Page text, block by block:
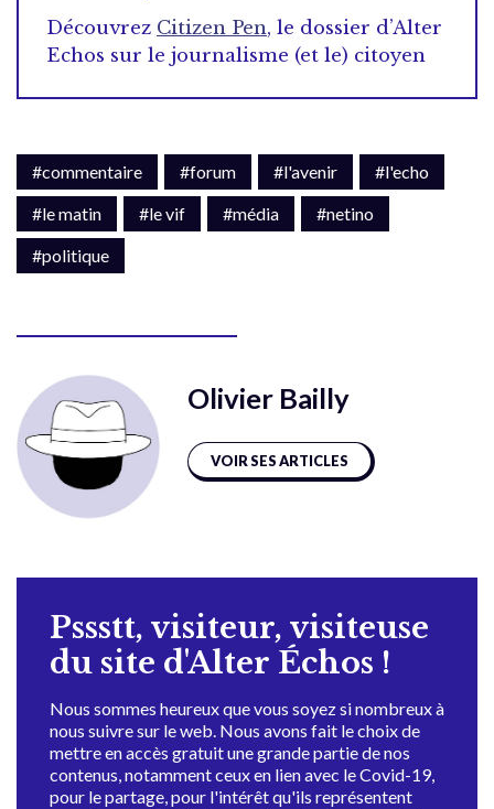
Découvrez Citizen Pen, le dossier d’Alter
Echos sur le journalisme (et le) citoyen
#commentaire #forum #l'avenir
#l'echo
#le matin
#le vif #média
#netino
#politique
Olivier Bailly
VOIR SES ARTICLES
Pssstt, visiteur, visiteuse
du site d'Alter Échos !
Nous sommes heureux que vous soyez si nombreux à
nous suivre sur le web. Nous avons fait le choix de
mettre en accès gratuit une grande partie de nos
contenus, notamment ceux en lien avec le Covid-19,
pour le partage, pour l'intérêt qu'ils représentent